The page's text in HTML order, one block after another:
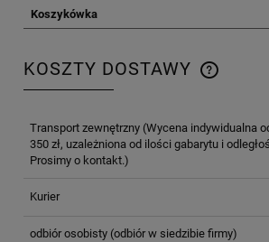
Koszykówka
KOSZTY DOSTAWY
CENA NIE ZAWIERA EWENTUALNYCH
Transport zewnętrzny(Wycena indywidualna
350 zł, uzależniona od ilości gabarytu i
Prosimy o kontakt.)
Kurier
odbiór osobisty(odbiór w siedzibie firmy)